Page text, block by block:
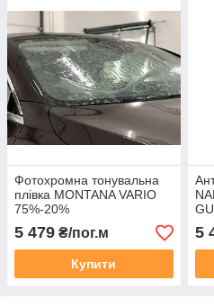
Фотохромна тонувальна
плівка MONTANA VARIO
75%-20%
5 479 ₴/пог.м
Купити
5